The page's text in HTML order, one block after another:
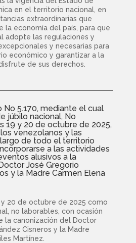
en el territorio nacional, en
extraordinarias que
la economía del país, para que
adopte las regulaciones y
y necesarias para
económico y garantizar a la
de sus derechos.
No 5.170, mediante el cual
júbilo nacional, No
19 y 20 de octubre de 2025,
venezolanos y las
de todo el territorio
a las actividades
alusivos a la
José Gregorio
y la Madre Carmen Elena
y 20 de octubre de 2025 como
no laborables, con ocasión
la canonización del Doctor
Cisneros y la Madre
Martínez.